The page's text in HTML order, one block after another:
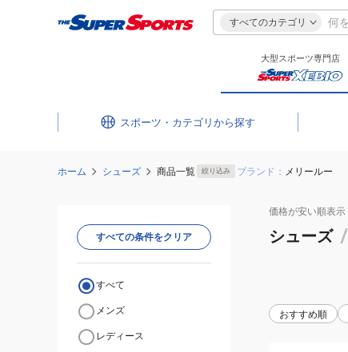
すべてのカテゴリ
大型スポーツ専門店
スポーツ・カテゴリ
ホーム シューズ 商品一覧 絞り込み ブランド： メリールー
価格が安い順表示
シューズ /
おすすめ順
すべての条件をクリア
すべて
メンズ
レディース